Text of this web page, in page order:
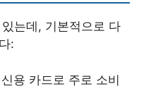
는데, 기본적으로 다
:
용 카드로 주로 소비